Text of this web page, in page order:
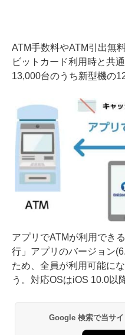
ATM手数料やATM引出無
ビットカード利用時と共
13,000台のうち新型機の
アプリでATMが利用でき
行」アプリのバージョン
ため、全員が利用可能に
う。対応OSはiOS 10.0以
Google 検索で当サ